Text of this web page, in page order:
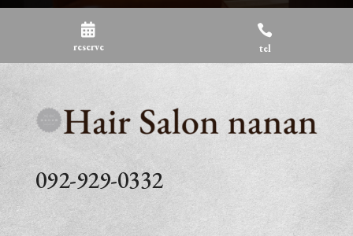

reserve

tel
092-929-0332